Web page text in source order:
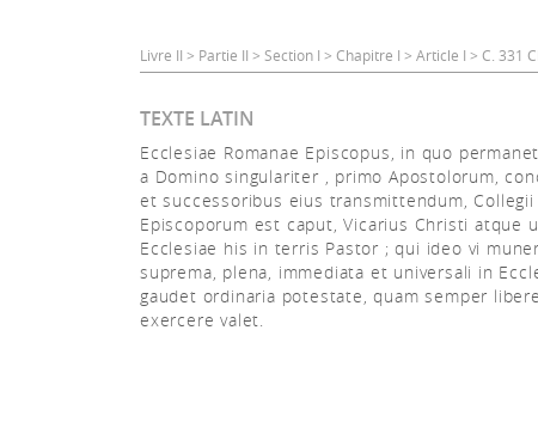
ConnexionLivre II > Partie II > Section I > Chapitre I > Article I > C. 331
TEXTE LATIN
Ecclesiae Romanae Episcopus, in quo
a Domino singulariter , primo Apostolorum,
et successoribus eius transmittendum, Collegii
Episcoporum est caput, Vicarius Christi atque
Ecclesiae his in terris Pastor ; qui ideo vi
suprema, plena, immediata et universali in
gaudet ordinaria potestate, quam semper libere
exercere valet.